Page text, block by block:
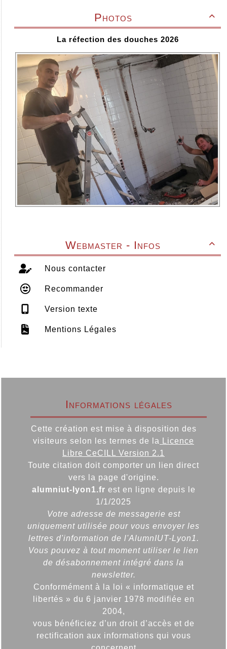

Photos
La réfection des douches 2026

Webmaster - Infos
Nous contacter
Recommander
Version texte
Mentions Légales
Informations légales
Cette création est mise à disposition des
visiteurs selon les termes de la
Licence
Libre CeCILL Version 2.1
Toute citation doit comporter un lien direct
vers la page d'origine.
alumniut-lyon1.fr est en ligne depuis le
1/1/2025
Votre adresse de messagerie est
uniquement utilisée pour vous envoyer les
lettres d'information de l'AlumnIUT-Lyon1.
Vous pouvez à tout moment utiliser le lien
de désabonnement intégré dans la
newsletter.
Conformément à la loi « informatique et
libertés » du 6 janvier 1978 modifiée en
2004,
vous bénéficiez d’un droit d’accès et de
rectification aux informations qui vous